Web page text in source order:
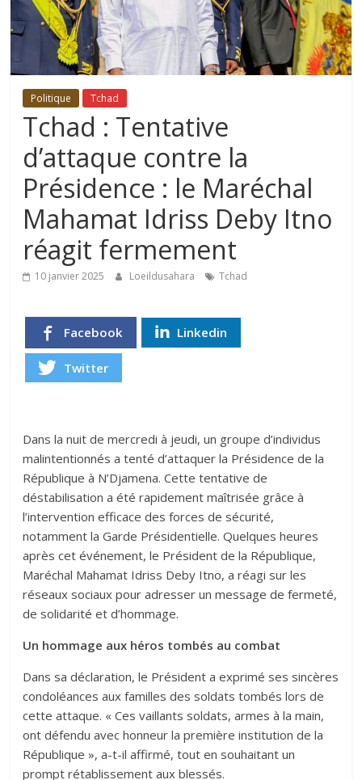
Politique Tchad
Tchad : Tentative
d’attaque contre la
Présidence : le Maréchal
Mahamat Idriss Deby Itno
réagit fermement
10 janvier 2025 Loeildusahara Tchad
Facebook Linkedin
Twitter
Dans la nuit de mercredi à jeudi, un groupe d’individus
malintentionnés a tenté d’attaquer la Présidence de la
République à N’Djamena. Cette tentative de
déstabilisation a été rapidement maîtrisée grâce à
l’intervention efficace des forces de sécurité,
notamment la Garde Présidentielle. Quelques heures
après cet événement, le Président de la République,
Maréchal Mahamat Idriss Deby Itno, a réagi sur les
réseaux sociaux pour adresser un message de fermeté,
de solidarité et d’hommage.
Un hommage aux héros tombés au combat
Dans sa déclaration, le Président a exprimé ses sincères
condoléances aux familles des soldats tombés lors de
cette attaque. « Ces vaillants soldats, armes à la main,
ont défendu avec honneur la première institution de la
République », a-t-il affirmé, tout en souhaitant un
prompt rétablissement aux blessés.